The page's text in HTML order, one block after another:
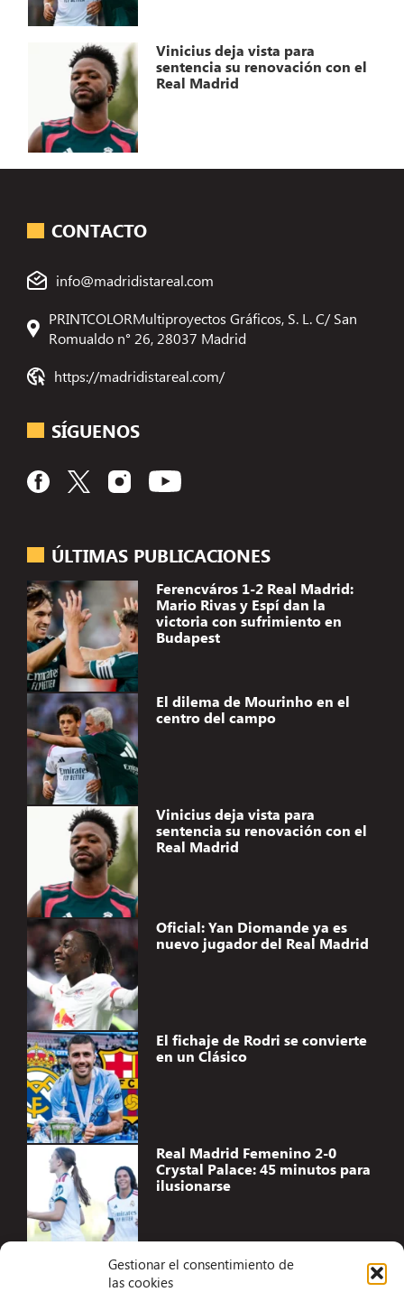
Gestionar el consentimiento de
las cookies
Vinicius deja vista para
sentencia su renovación con el
Real Madrid
ÚLTIMAS PUBLICACIONES
Ferencváros 1-2 Real Madrid:
Mario Rivas y Espí dan la
victoria con sufrimiento en
Budapest
El dilema de Mourinho en el
centro del campo
Vinicius deja vista para
sentencia su renovación con el
Real Madrid
Oficial: Yan Diomande ya es
nuevo jugador del Real Madrid
El fichaje de Rodri se convierte
en un Clásico
Real Madrid Femenino 2-0
Crystal Palace: 45 minutos para
ilusionarse
CONTACTO
info@madridistareal.com
PRINTCOLORMultiproyectos Gráficos, S. L. C/ San
Romualdo n° 26, 28037 Madrid
https://madridistareal.com/
SÍGUENOS